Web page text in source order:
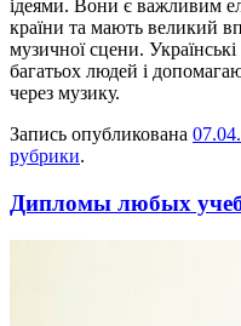
ідеями. Вони є важливим
країни та мають великий
музичної сцени.
багатьох людей і
через музику.
Запись опубликована
рубрики.
Дипломы любых